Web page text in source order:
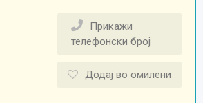
Прикажи
телефонски број
Додај во омилени